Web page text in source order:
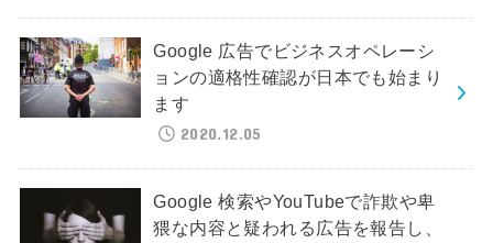
Google 広告でビジネスオペレーシ
ョンの適格性確認が日本でも始まり
ます
2020.12.05
Google 検索やYouTubeで詐欺や卑
猥な内容と疑われる広告を報告し、